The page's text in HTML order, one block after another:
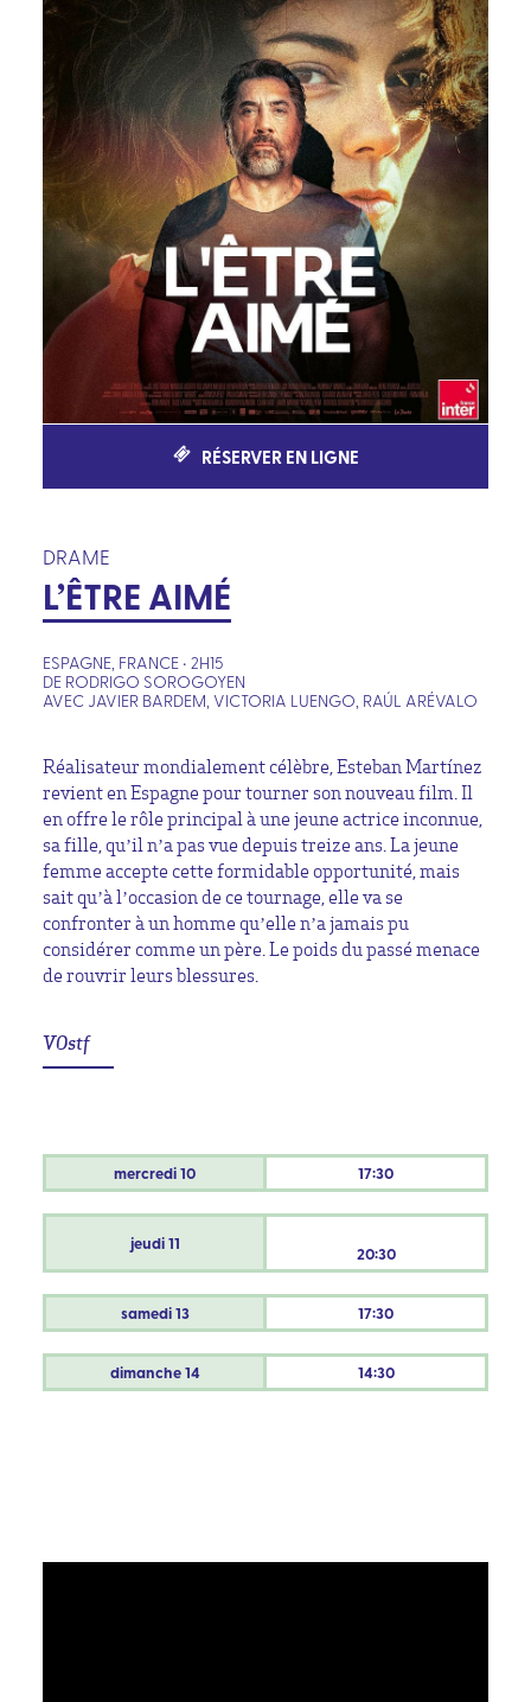
RÉSERVER EN LIGNE
DRAME
L’ÊTRE AIMÉ
ESPAGNE, FRANCE • 2H15
DE RODRIGO SOROGOYEN
AVEC JAVIER BARDEM, VICTORIA LUENGO, RAÚL ARÉVALO
Réalisateur mondialement célèbre, Esteban Martínez
revient en Espagne pour tourner son nouveau film. Il
en offre le rôle principal à une jeune actrice inconnue,
sa fille, qu’il n’a pas vue depuis treize ans. La jeune
femme accepte cette formidable opportunité, mais
sait qu’à l’occasion de ce tournage, elle va se
confronter à un homme qu’elle n’a jamais pu
considérer comme un père. Le poids du passé menace
de rouvrir leurs blessures.
VOstf
mercredi10 17:30
jeudi11 20:30
samedi13 17:30
dimanche14 14:30